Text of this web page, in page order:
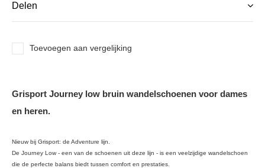
Delen
Toevoegen aan vergelijking
Grisport Journey low bruin wandelschoenen voor dames
en heren.
Nieuw bij Grisport: de Adventure lijn.
De Journey Low - een van de schoenen uit deze lijn - is een veelzijdige wandelschoen
die de perfecte balans biedt tussen comfort en prestaties.